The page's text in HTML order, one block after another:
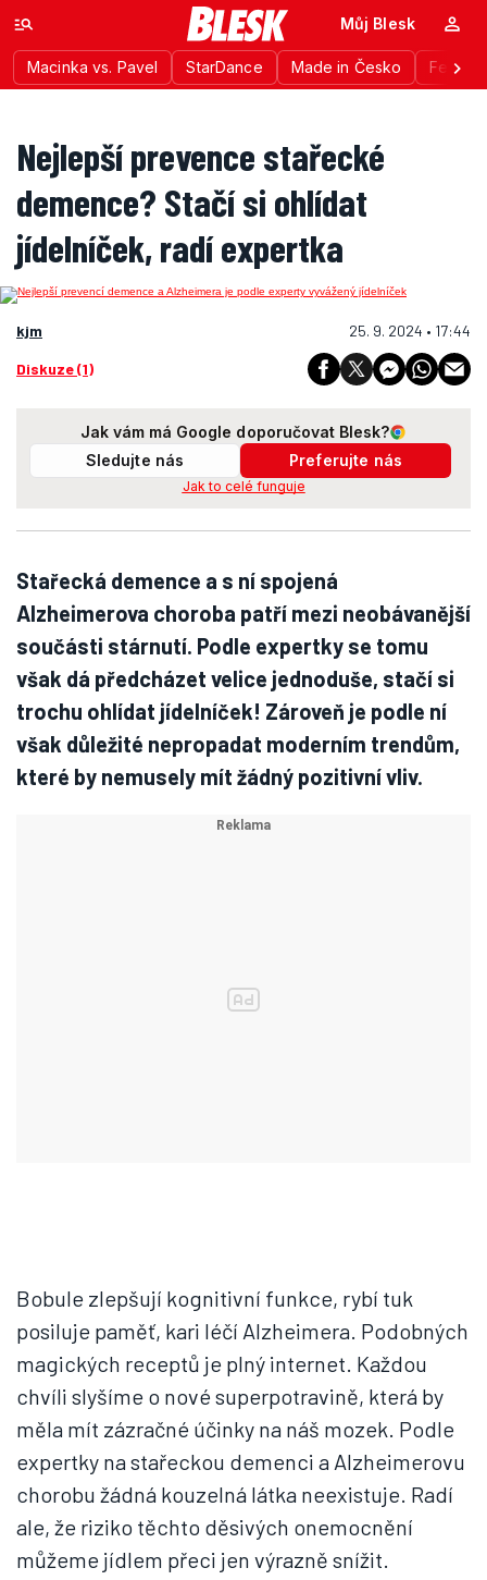
Macinka vs. Pavel StarDance Made in Česko
Můj Blesk
Nejlepší prevence stařecké
demence? Stačí si ohlídat
jídelníček, radí expertka
kjm 25. 9. 2024 • 17:44
Diskuze (1)
Jak vám má Google doporučovat Blesk?
Sledujte nás
Preferujte nás
Jak to celé funguje
Stařecká demence a s ní spojená
Alzheimerova choroba patří mezi neobávanější
součásti stárnutí. Podle expertky se tomu
však dá předcházet velice jednoduše, stačí si
trochu ohlídat jídelníček! Zároveň je podle ní
však důležité nepropadat moderním trendům,
které by nemusely mít žádný pozitivní vliv.
Bobule zlepšují kognitivní funkce, rybí tuk
posiluje paměť, kari léčí Alzheimera. Podobných
magických receptů je plný internet. Každou
chvíli slyšíme o nové superpotravině, která by
měla mít zázračné účinky na náš mozek. Podle
expertky na stařeckou demenci a Alzheimerovu
chorobu žádná kouzelná látka neexistuje. Radí
ale, že riziko těchto děsivých onemocnění
můžeme jídlem přeci jen výrazně snížit.